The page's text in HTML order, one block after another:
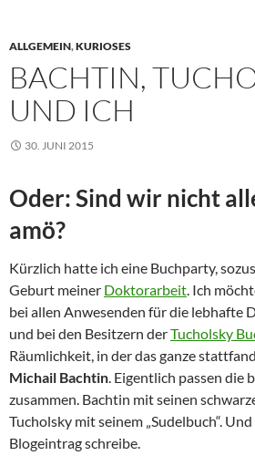
ALLGEMEIN,KURIOSES
BACHTIN,
UND ICH
30. JUNI 2015
Oder: Sind wir nicht
amö?
Kürzlich hatte ich eine Buchparty,
Geburt meiner Doktorarbeit. Ich
bei allen Anwesenden für die lebhafte
und bei den Besitzern derTucholsky
Räumlichkeit, in der das ganze
Michail Bachtin. Eigentlich passen die
zusammen. Bachtin mit seinen
Tucholsky mit seinem „Sudelbuch“.
Blogeintrag schreibe.